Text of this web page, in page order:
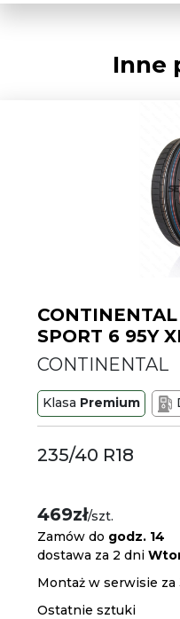
Inne
SPORT 6 95Y
CONTINENTAL
Klasa Premium
235/40 R18
469zł/szt.
Zamów do godz. 14
dostawa za 2 dni
Montaż w serwisie
Ostatnie sztuki